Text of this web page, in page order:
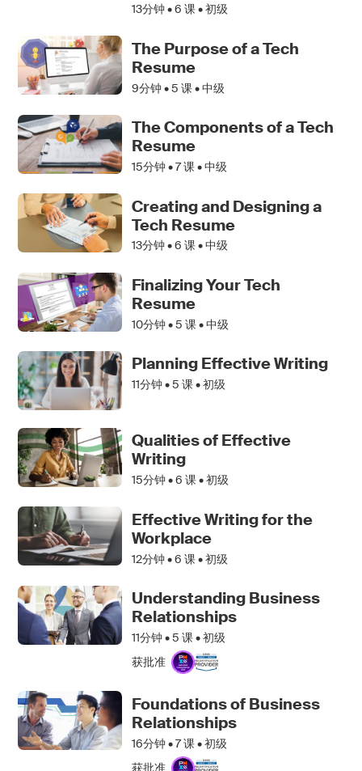
13分钟 •6 课 • 初级
The Purpose of a Tech
Resume
9分钟 •5 课 • 中级
The Components of a Tech
Resume
15分钟 •7课 • 中级
Creating and Designing a
Tech Resume
13分钟 •6 课 • 中级
Finalizing Your Tech
Resume
10分钟 •5 课 • 中级
Planning Effective Writing
11分钟 •5 课 • 初级
Qualities of Effective
Writing
15分钟 •6 课 • 初级
Effective Writing for the
Workplace
12分钟 •6 课 • 初级
Understanding Business
Relationships
11分钟 •5 课 • 初级
获批准
Foundations of Business
Relationships
16分钟 •7课 • 初级
获批准